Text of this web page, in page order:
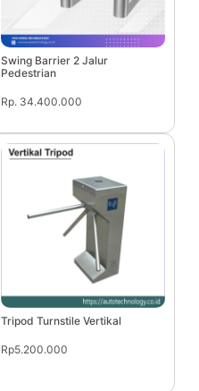
Swing Barrier 2 Jalur
Pedestrian
Rp. 34.400.000
Tripod Turnstile Vertikal
Rp5.200.000